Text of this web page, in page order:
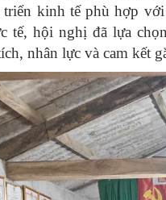
kinh tế phù hợp
tế, hội nghị đã lựa
nhân lực và cam kết